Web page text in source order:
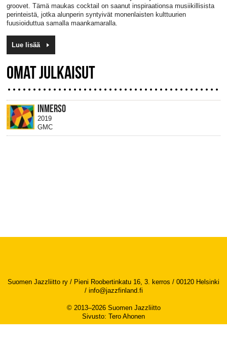
groovet. Tämä maukas cocktail on saanut inspiraationsa musiikillisista
perinteistä, jotka alunperin syntyivät monenlaisten kulttuurien
fuusioiduttua samalla maankamaralla.
Lue lisää
OMAT JULKAISUT
INMERSO
2019
GMC
Suomen Jazzliitto ry / Pieni Roobertinkatu 16, 3. kerros / 00120 Helsinki
/ info@jazzfinland.fi
© 2013–2026 Suomen Jazzliitto
Sivusto: Tero Ahonen